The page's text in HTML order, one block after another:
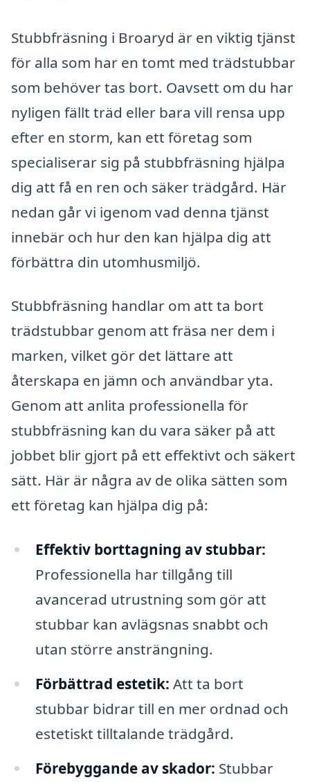
Stubbfräsning i Broaryd är en viktig tjänst
för alla som har en tomt med trädstubbar
som behöver tas bort. Oavsett om du har
nyligen fällt träd eller bara vill rensa upp
efter en storm, kan ett företag som
specialiserar sig på stubbfräsning hjälpa
dig att få en ren och säker trädgård. Här
nedan går vi igenom vad denna tjänst
innebär och hur den kan hjälpa dig att
förbättra din utomhusmiljö.
Stubbfräsning handlar om att ta bort
trädstubbar genom att fräsa ner dem i
marken, vilket gör det lättare att
återskapa en jämn och användbar yta.
Genom att anlita professionella för
stubbfräsning kan du vara säker på att
jobbet blir gjort på ett effektivt och säkert
sätt. Här är några av de olika sätten som
ett företag kan hjälpa dig på:
Effektiv borttagning av stubbar:
Professionella har tillgång till
avancerad utrustning som gör att
stubbar kan avlägsnas snabbt och
utan större ansträngning.
Förbättrad estetik: Att ta bort
stubbar bidrar till en mer ordnad och
estetiskt tilltalande trädgård.
Förebyggande av skador: Stubbar